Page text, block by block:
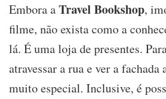
Embora aTravel Bookshop,
filme, não exista como a
lá. É uma loja de presentes.
atravessar a rua e ver a
muito especial. Inclusive, é